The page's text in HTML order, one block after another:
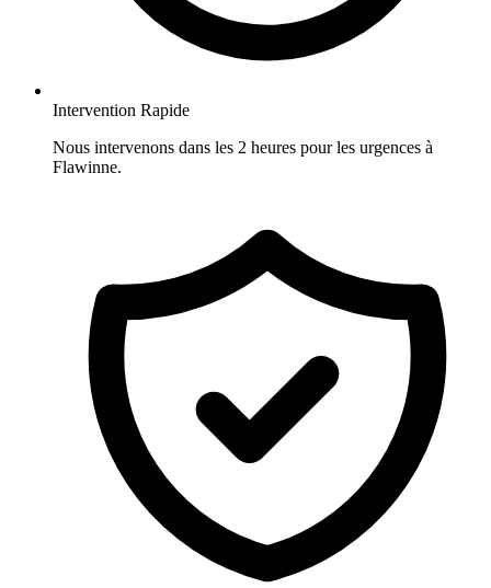
Intervention Rapide
Nous intervenons dans les 2 heures pour les urgences à
Flawinne.